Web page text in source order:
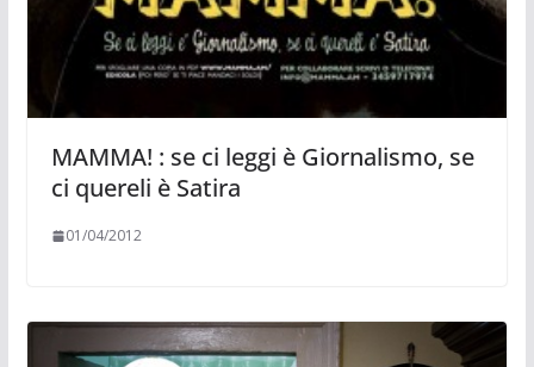
MAMMA! : se ci leggi è Giornalismo, se
ci quereli è Satira
01/04/2012